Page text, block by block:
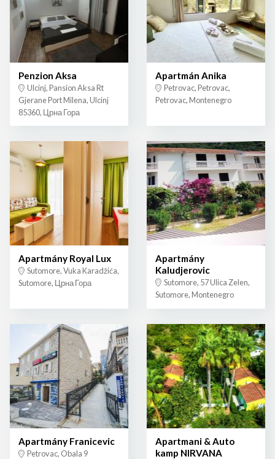
Penzion Aksa
Ulcinj, Pansion Aksa Rt
Gjerane Port Milena, Ulcinj
85360, Црна Гора
Apartmán Anika
Petrovac, Petrovac,
Petrovac, Montenegro
Apartmány Royal Lux
Sutomore, Vuka Karadžića,
Sutomore, Црна Гора
Apartmány
Kaludjerovic
Sutomore, 57 Ulica Zelen,
Sutomore, Montenegro
Apartmány Franicevic
Petrovac, Obala 9
Apartmani & Auto
kamp NIRVANA